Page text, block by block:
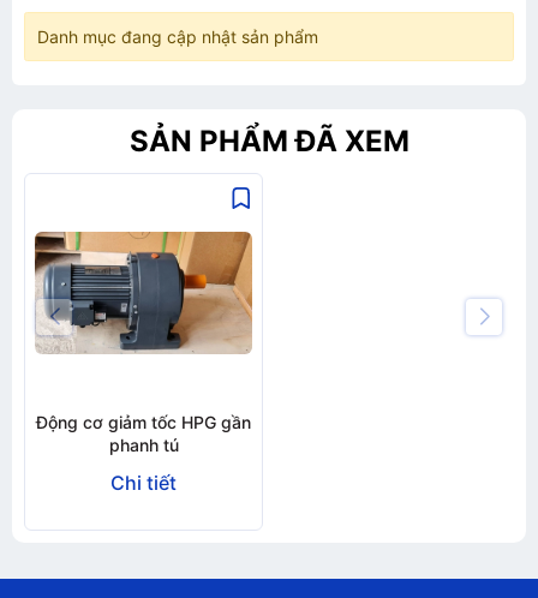
Danh mục đang cập nhật sản phẩm
SẢN PHẨM ĐÃ XEM
Động cơ giảm tốc HPG gần
phanh tú
Chi tiết